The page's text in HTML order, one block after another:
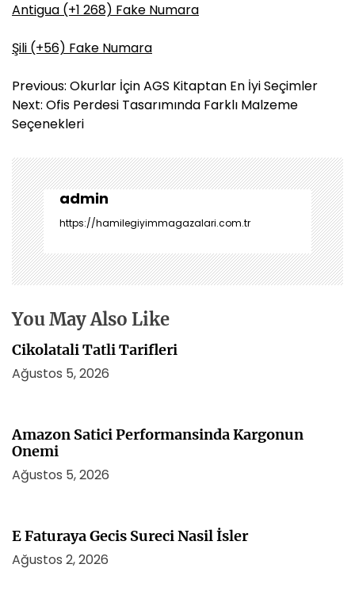
Antigua (+1 268) Fake Numara
Şili (+56) Fake Numara
Y
a
z
g
e
z
i
n
m
e
i
Previous: Okurlar İçin AGS Kitaptan En İyi Seçimler
Next: Ofis Perdesi Tasarımında Farklı Malzeme
Seçenekleri
admin
https://hamilegiyimmagazalari.com.tr
You May Also Like
Cikolatali Tatli Tarifleri
Ağustos 5, 2026
Amazon Satici Performansinda Kargonun
Onemi
Ağustos 5, 2026
E Faturaya Gecis Sureci Nasil İsler
Ağustos 2, 2026